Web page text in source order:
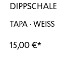
DIPPSCHALE
TAPA · WEISS
15,00 €*